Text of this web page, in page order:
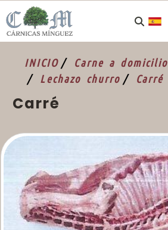
INICIO
Carne a domicilio
Lechazo churro
Carré
Carré